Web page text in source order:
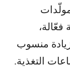
منسوب
التغذية.